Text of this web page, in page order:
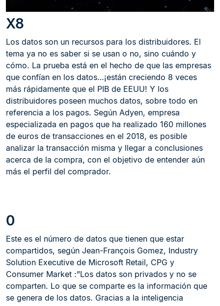
X8
Los datos son un recursos para los distribuidores. El
tema ya no es saber si se usan o no, sino cuándo y
cómo. La prueba está en el hecho de que las empresas
que confían en los datos…¡están creciendo 8 veces
más rápidamente que el PIB de EEUU! Y los
distribuidores poseen muchos datos, sobre todo en
referencia a los pagos. Según Adyen, empresa
especializada en pagos que ha realizado 160 millones
de euros de transacciones en el 2018, es posible
analizar la transacción misma y llegar a conclusiones
acerca de la compra, con el objetivo de entender aún
más el perfil del comprador.
0
Este es el número de datos que tienen que estar
compartidos, según Jean-François Gomez, Industry
Solution Executive de Microsoft Retail, CPG y
Consumer Market :”Los datos son privados y no se
comparten. Lo que se comparte es la información que
se genera de los datos. Gracias a la inteligencia